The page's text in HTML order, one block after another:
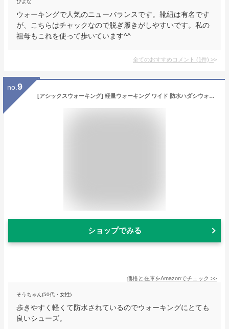
ぴよな
ウォーキングで人気のニューバランスです。靴紐は有名です
が、こちらはチャックなので脱ぎ履きがしやすいです。私の
祖母もこれを使って歩いています^^
全てのおすすめコメント (1件) >
no. 9
[アシックスウォーキング] 軽量ウォーキング ワイド 防水ハダシウォーカー レディース シートロック/シートロック 24.0 cm 3E
ショップでみる
価格と在庫をAmazonでチェック >>
そうちゃん(50代・女性)
歩きやすく軽くて防水されているのでウォーキングにとても
良いシューズ。